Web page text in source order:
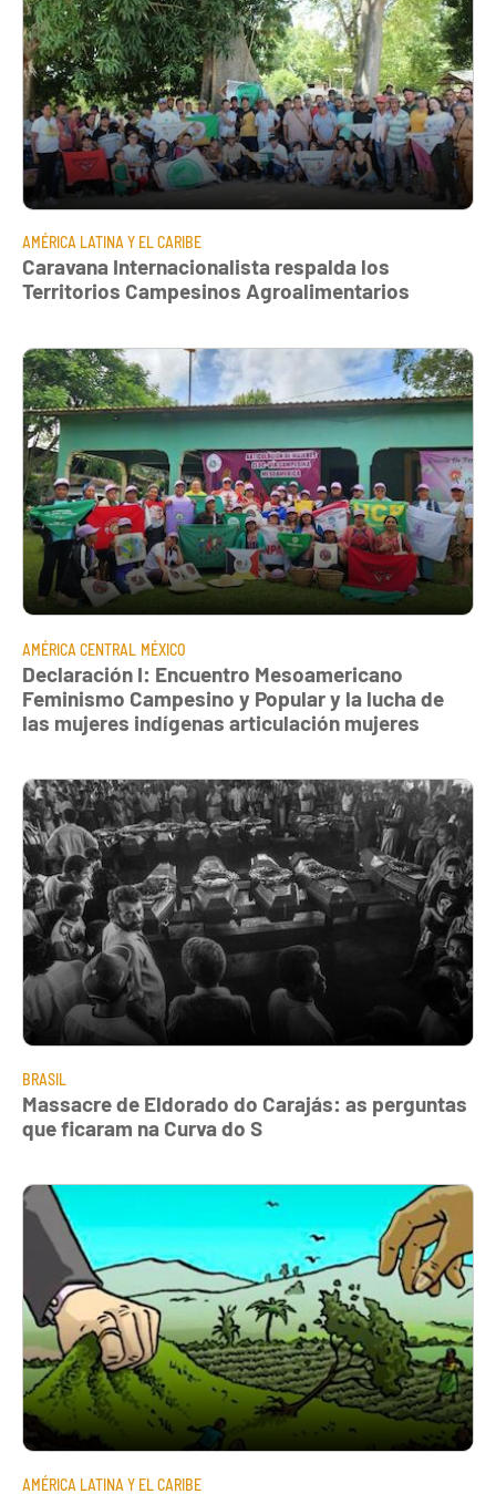
AMÉRICA LATINA Y EL CARIBE
Caravana Internacionalista respalda los
Territorios Campesinos Agroalimentarios
AMÉRICA CENTRAL MÉXICO
Declaración I: Encuentro Mesoamericano
Feminismo Campesino y Popular y la lucha de
las mujeres indígenas articulación mujeres
BRASIL
Massacre de Eldorado do Carajás: as perguntas
que ficaram na Curva do S
AMÉRICA LATINA Y EL CARIBE